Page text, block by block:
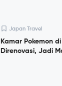
Japan Travel
Kamar Pokemon
Direnovasi, Jadi